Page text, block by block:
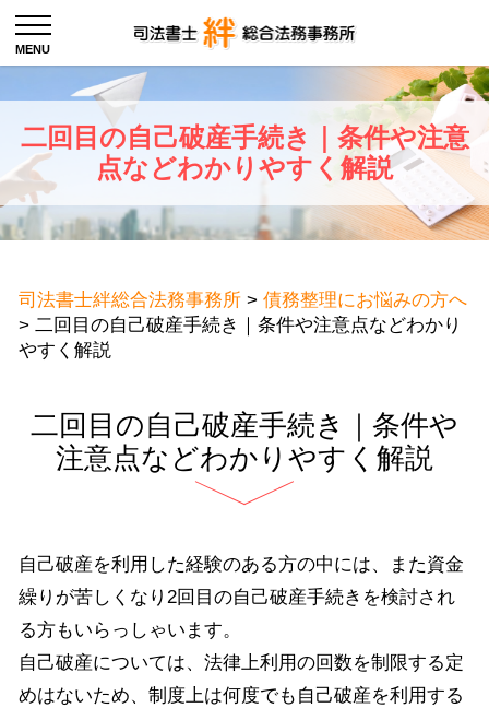
二回目の自己破産手続き｜条件や注意
点などわかりやすく解説
司法書士絆総合法務事務所 > 債務整理にお悩みの方へ
> 二回目の自己破産手続き｜条件や注意点などわかり
やすく解説
二回目の自己破産手続き｜条件や
注意点などわかりやすく解説
自己破産を利用した経験のある方の中には、また資金
繰りが苦しくなり 2回目の自己破産手続きを検討され
る方もいらっしゃいます。
自己破産については、法律上利用の回数を制限する定
めはないため、制度上は何度でも自己破産を利用する